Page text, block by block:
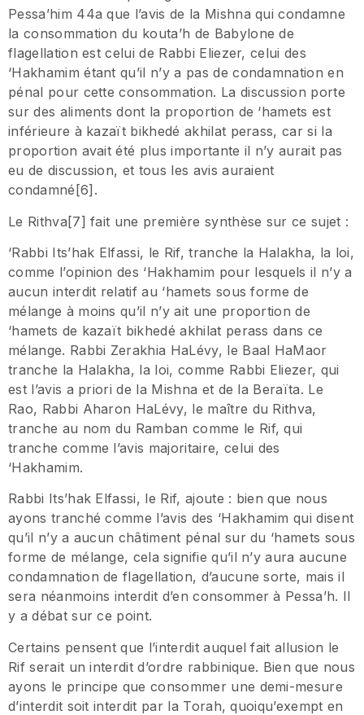
Pessa’him 44a que l’avis de la Mishna qui condamne
la consommation du kouta’h de Babylone de
flagellation est celui de Rabbi Eliezer, celui des
‘Hakhamim étant qu’il n’y a pas de condamnation en
pénal pour cette consommation. La discussion porte
sur des aliments dont la proportion de ‘hamets est
inférieure à kazaït bikhedé akhilat perass, car si la
proportion avait été plus importante il n’y aurait pas
eu de discussion, et tous les avis auraient
condamné[6].
Le Rithva[7] fait une première synthèse sur ce sujet :
‘Rabbi Its’hak Elfassi, le Rif, tranche la Halakha, la loi,
comme l’opinion des ‘Hakhamim pour lesquels il n’y a
aucun interdit relatif au ‘hamets sous forme de
mélange à moins qu’il n’y ait une proportion de
‘hamets de kazaït bikhedé akhilat perass dans ce
mélange. Rabbi Zerakhia HaLévy, le Baal HaMaor
tranche la Halakha, la loi, comme Rabbi Eliezer, qui
est l’avis a priori de la Mishna et de la Beraïta. Le
Rao, Rabbi Aharon HaLévy, le maître du Rithva,
tranche au nom du Ramban comme le Rif, qui
tranche comme l’avis majoritaire, celui des
‘Hakhamim.
Rabbi Its’hak Elfassi, le Rif, ajoute : bien que nous
ayons tranché comme l’avis des ‘Hakhamim qui disent
qu’il n’y a aucun châtiment pénal sur du ‘hamets sous
forme de mélange, cela signifie qu’il n’y aura aucune
condamnation de flagellation, d’aucune sorte, mais il
sera néanmoins interdit d’en consommer à Pessa’h. Il
y a débat sur ce point.
Certains pensent que l’interdit auquel fait allusion le
Rif serait un interdit d’ordre rabbinique. Bien que nous
ayons le principe que consommer une demi-mesure
d’interdit soit interdit par la Torah, quoiqu’exempt en